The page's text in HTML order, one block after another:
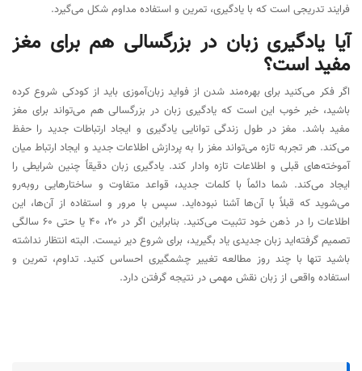
فرایند تدریجی است که با یادگیری، تمرین و استفاده مداوم شکل می‌گیرد.
آیا یادگیری زبان در بزرگسالی هم برای مغز
مفید است؟
اگر فکر می‌کنید برای بهره‌مند شدن از فواید زبان‌آموزی باید از کودکی شروع کرده
باشید، خبر خوب این است که یادگیری زبان در بزرگسالی هم می‌تواند برای مغز
مفید باشد. مغز در طول زندگی توانایی یادگیری و ایجاد ارتباطات جدید را حفظ
می‌کند. هر تجربه تازه می‌تواند مغز را به پردازش اطلاعات جدید و ایجاد ارتباط میان
آموخته‌های قبلی و اطلاعات تازه وادار کند. یادگیری زبان دقیقاً چنین شرایطی را
ایجاد می‌کند. شما دائماً با کلمات جدید، قواعد متفاوت و ساختارهایی روبه‌رو
می‌شوید که قبلاً با آن‌ها آشنا نبوده‌اید. سپس با مرور و استفاده از آن‌ها، این
اطلاعات را در ذهن خود تثبیت می‌کنید. بنابراین اگر در ۲۰، ۴۰ یا حتی ۶۰ سالگی
تصمیم گرفته‌اید زبان جدیدی یاد بگیرید، برای شروع دیر نیست. البته انتظار نداشته
باشید تنها با چند روز مطالعه تغییر چشمگیری احساس کنید. تداوم، تمرین و
استفاده واقعی از زبان نقش مهمی در نتیجه گرفتن دارد.